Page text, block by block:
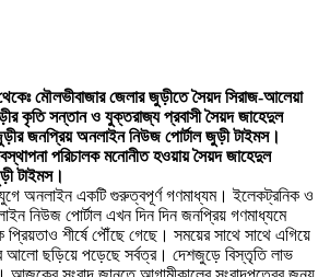
মৌলভীবাজার জেলার জুড়ীতে সৈয়দ সিরাজ-আলেয়া
কৃতি সন্তান ও যুক্তরাজ্য প্রবাসী সৈয়দ জাহেদুল
জনপ্রিয় অনলাইন নিউজ পোর্টাল জুড়ী টাইমস।
পরিচালক মনোনীত হওয়ায় সৈয়দ জাহেদুল
টাইমস।
অনলাইন একটি গুরুত্বপূর্ণ গণমাধ্যম। ইলেকট্রনিক ও
নিউজ পোর্টাল এখন দিন দিন জনপ্রিয় গণমাধ্যমে
শীর্ষে পৌঁছে গেছে। সময়ের সাথে সাথে এগিয়ে
আলো ছড়িয়ে পড়েছে সর্বত্র। দেশজুড়ে বিস্তৃতি লাভ